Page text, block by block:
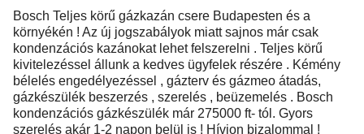
Bosch Teljes körű gázkazán csere Budapesten és a
környékén ! Az új jogszabályok miatt sajnos már csak
kondenzációs kazánokat lehet felszerelni . Teljes körű
kivitelezéssel állunk a kedves ügyfelek részére . Kémény
bélelés engedélyezéssel , gázterv és gázmeo átadás,
gázkészülék beszerzés , szerelés , beüzemelés . Bosch
kondenzációs gázkészülék már 275000 ft- tól. Gyors
szerelés akár 1-2 napon belül is ! Hívjon bizalommal !